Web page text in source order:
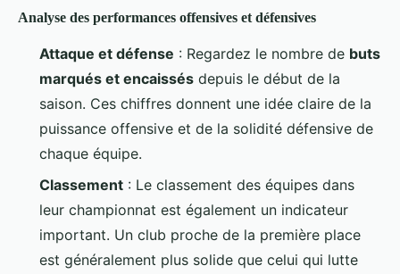
Analyse des performances offensives et défensives
Attaque et défense : Regardez le nombre de buts
marqués et encaissés depuis le début de la
saison. Ces chiffres donnent une idée claire de la
puissance offensive et de la solidité défensive de
chaque équipe.
Classement : Le classement des équipes dans
leur championnat est également un indicateur
important. Un club proche de la première place
est généralement plus solide que celui qui lutte